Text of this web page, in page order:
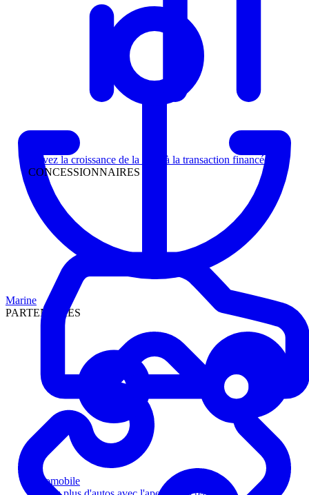
Suivez la croissance de la piste à la transaction financée
CONCESSIONNAIRES
Automobile
Marine
PARTENAIRES